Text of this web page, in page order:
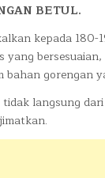
BETUL.
kepada
gorengan
langsung